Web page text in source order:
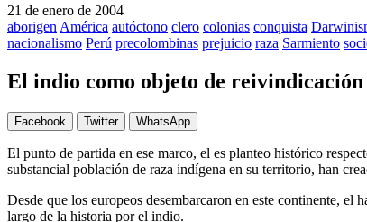
21 de enero de 2004
aborigen América autóctono clero colonias conquista
nacionalismo Perú precolombinas prejuicio raza Sarmiento
El indio como objeto de
Facebook Twitter WhatsApp
El punto de partida en ese marco, el es planteo histórico
substancial población de raza indígena en su territorio, han
Desde que los europeos desembarcaron en este continente,
largo de la historia por el indio.